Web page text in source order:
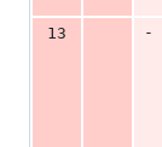
13
-